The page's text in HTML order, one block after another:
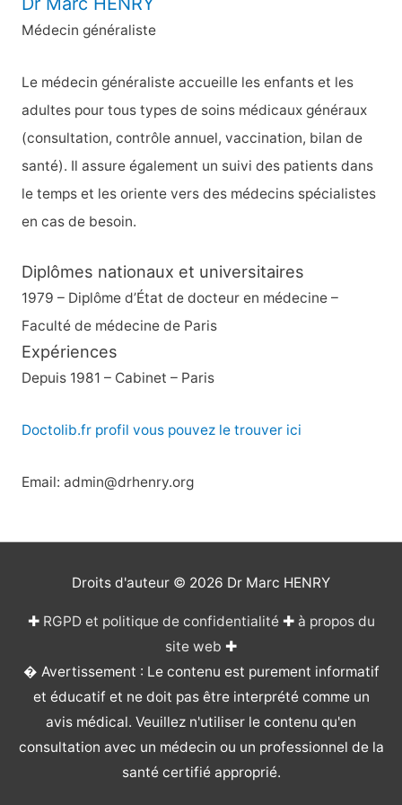
Médecin généraliste
Le médecin généraliste accueille les enfants et les
adultes pour tous types de soins médicaux généraux
(consultation, contrôle annuel, vaccination, bilan de
santé). Il assure également un suivi des patients dans
le temps et les oriente vers des médecins spécialistes
en cas de besoin.
Diplômes nationaux et universitaires
1979 – Diplôme d’État de docteur en médecine –
Faculté de médecine de Paris
Expériences
Depuis 1981 – Cabinet – Paris
Doctolib.fr profil vous pouvez le trouver ici
Email: admin@drhenry.org
Droits d'auteur © 2026 Dr Marc HENRY
✚ RGPD et politique de confidentialité✚ à propos du
site web ✚
� Avertissement : Le contenu est purement informatif
et éducatif et ne doit pas être interprété comme un
avis médical. Veuillez n'utiliser le contenu qu'en
consultation avec un médecin ou un professionnel de la
santé certifié approprié.